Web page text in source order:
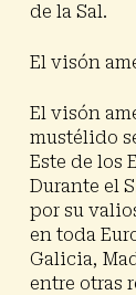
de la Sal.
El visón
El visón
mustélido
Este de los
Durante el
por su
en toda
Galicia,
entre otras